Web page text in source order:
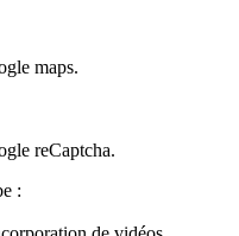
maps.
reCaptcha.
: